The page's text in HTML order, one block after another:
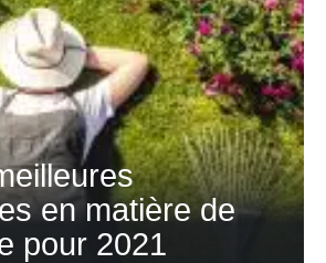
en matière de
pour 2021